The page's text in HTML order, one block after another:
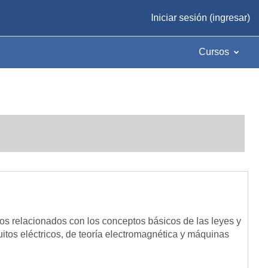
Iniciar sesión (ingresar)
Cursos
relacionados con los conceptos básicos de las leyes y
eléctricos, de teoría electromagnética y máquinas
el cálculo y solución de problemas de electrostática